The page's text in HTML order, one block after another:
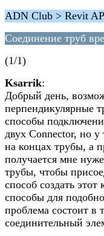
ADN Club > Revit
Соединение труб
(1/1)
Ksarrik:
Добрый день,
перпендикулярные
способы
двух Connector, но
на концах трубы, а
получается мне
трубы, чтобы
способ создать
способы для
проблема состоит в
соединительный